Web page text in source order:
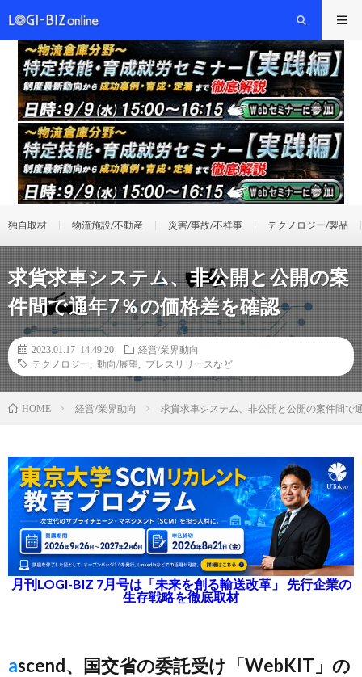
独自取材 物流施設/不動産 災害/事故/不祥事 テクノロジー/製品
求貨求車システム、非公開と公開の案
件間で通年7％の価格差を確認
2023.01.17 14:49:20
経営/業界動向
テクノロジー
動向/展望 プレスリリースなど
HOME 経営/業界動向 求貨求車システム、非公開と公開の案件間で
月刊LOGI-BIZ 7月号は「未来を創る輸送改革」 先行企業の
生存戦略を徹底取材
ascend、国交省の委託受け「WebKIT」の